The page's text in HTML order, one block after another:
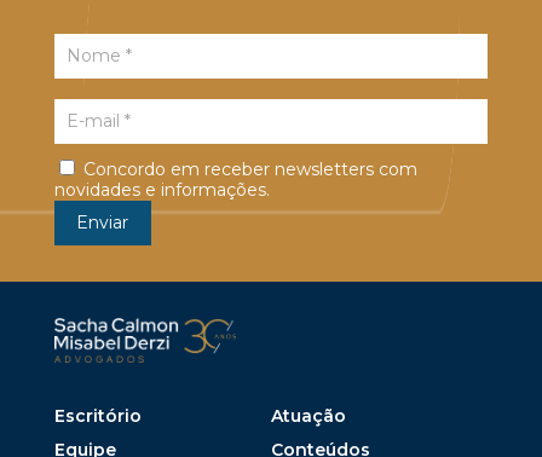
Concordo em receber newsletters com
novidades e informações.
Escritório
Atuação
Equipe
Conteúdos